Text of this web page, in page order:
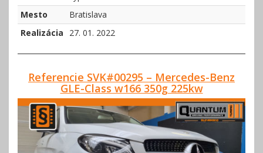
Mesto
Bratislava
Realizácia
27. 01. 2022
Referencie SVK#00295 – Mercedes-Benz
GLE-Class w166 350g 225kw